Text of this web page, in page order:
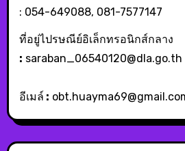
: 054-649088, 081-7577147
ที่อยู่ไปรษณีย์อิเล็กทรอนิกส์กลาง
: saraban_06540120@dla.go.th
อีเมล์ :